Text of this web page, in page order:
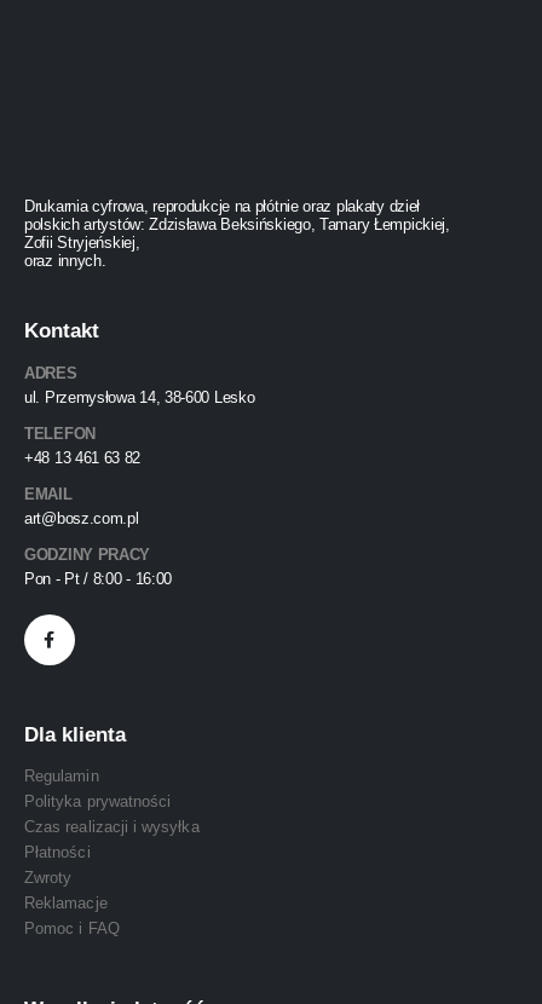
Drukarnia cyfrowa, reprodukcje na płótnie oraz plakaty dzieł
polskich artystów: Zdzisława Beksińskiego, Tamary Łempickiej,
Zofii Stryjeńskiej,
oraz innych.
Kontakt
ADRES
ul. Przemysłowa 14, 38-600 Lesko
TELEFON
+48 13 461 63 82
EMAIL
art@bosz.com.pl
GODZINY PRACY
Pon - Pt / 8:00 - 16:00
Dla klienta
Regulamin
Polityka prywatności
Czas realizacji i wysyłka
Płatności
Zwroty
Reklamacje
Pomoc i FAQ